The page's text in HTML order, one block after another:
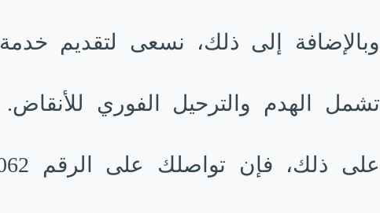
وبالإضافة إلى ذلك، نسعى لتقديم خدمة
تشمل الهدم والترحيل الفوري للأنقاض.
على ذلك،